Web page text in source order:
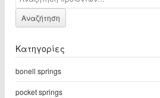
Αναζήτηση
Κατηγορίες
bonell springs
pocket springs